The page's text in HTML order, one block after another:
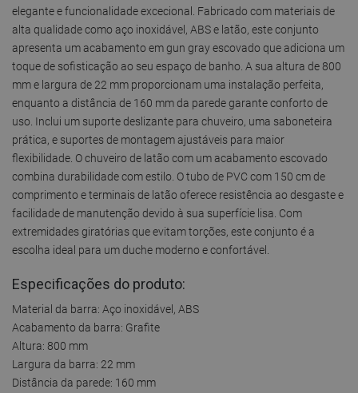
elegante e funcionalidade excecional. Fabricado com materiais de
alta qualidade como aço inoxidável, ABS e latão, este conjunto
apresenta um acabamento em gun gray escovado que adiciona um
toque de sofisticação ao seu espaço de banho. A sua altura de 800
mm e largura de 22 mm proporcionam uma instalação perfeita,
enquanto a distância de 160 mm da parede garante conforto de
uso. Inclui um suporte deslizante para chuveiro, uma saboneteira
prática, e suportes de montagem ajustáveis para maior
flexibilidade. O chuveiro de latão com um acabamento escovado
combina durabilidade com estilo. O tubo de PVC com 150 cm de
comprimento e terminais de latão oferece resistência ao desgaste e
facilidade de manutenção devido à sua superfície lisa. Com
extremidades giratórias que evitam torções, este conjunto é a
escolha ideal para um duche moderno e confortável.
Especificações do produto:
Material da barra: Aço inoxidável, ABS
Acabamento da barra: Grafite
Altura: 800 mm
Largura da barra: 22 mm
Distância da parede: 160 mm